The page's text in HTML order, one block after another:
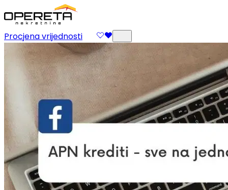
Procjena vrijednosti